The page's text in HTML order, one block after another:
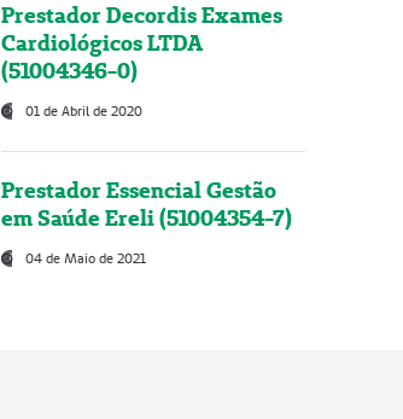
Prestador Decordis Exames
Cardiológicos LTDA
(51004346-0)
01 de Abril de 2020
Prestador Essencial Gestão
em Saúde Ereli (51004354-7)
04 de Maio de 2021